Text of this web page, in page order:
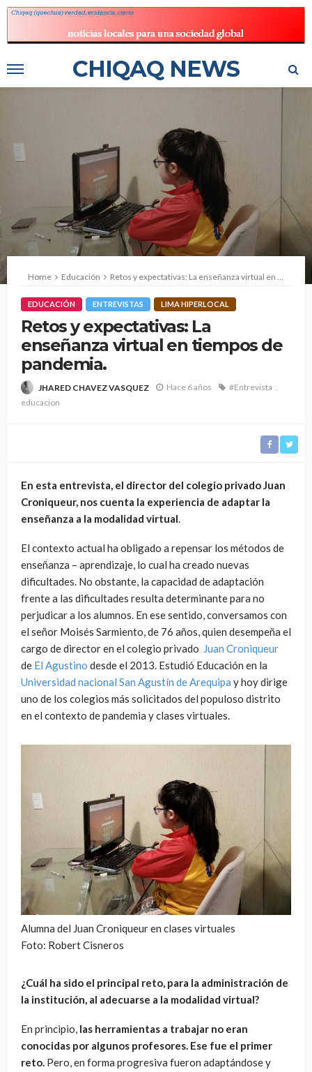
CHIQAQ NEWS
Home Educación Retos y expectativas: La enseñanza virtual en tiempos de pandemia.
EDUCACIÓN ENTREVISTAS LIMA HIPERLOCAL
Retos y expectativas: La
enseñanza virtual en tiempos de
pandemia.
JHARED CHAVEZ VASQUEZ Hace 6 años
#Entrevista
educacion
En esta entrevista, el director del colegio privado Juan
Croniqueur, nos cuenta la experiencia de adaptar la
enseñanza a la modalidad virtual.
El contexto actual ha obligado a repensar los métodos de
enseñanza – aprendizaje, lo cual ha creado nuevas
dificultades. No obstante, la capacidad de adaptación
frente a las dificultades resulta determinante para no
perjudicar a los alumnos. En ese sentido, conversamos con
el señor Moisés Sarmiento, de 76 años, quien desempeña el
cargo de director en el colegio privado Juan Croniqueur
de El Agustino desde el 2013. Estudió Educación en la
Universidad nacional San Agustín de Arequipa y hoy dirige
uno de los colegios más solicitados del populoso distrito
en el contexto de pandemia y clases virtuales.
Alumna del Juan Croniqueur en clases virtuales
Foto: Robert Cisneros
¿Cuál ha sido el principal reto, para la administración de
la institución, al adecuarse a la modalidad virtual?
En principio, las herramientas a trabajar no eran
conocidas por algunos profesores. Ese fue el primer
reto. Pero, en forma progresiva fueron adaptándose y